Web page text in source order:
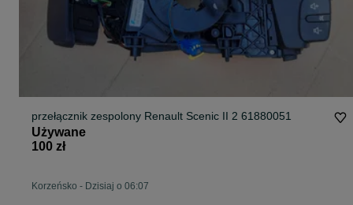
przełącznik zespolony Renault Scenic II 2 61880051
Używane
100 zł
Korzeńsko - Dzisiaj o 06:07